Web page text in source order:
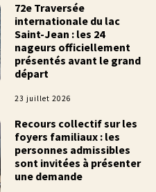
72e Traversée
internationale du lac
Saint-Jean : les 24
nageurs officiellement
présentés avant le grand
départ
23 juillet 2026
Recours collectif sur les
foyers familiaux : les
personnes admissibles
sont invitées à présenter
une demande